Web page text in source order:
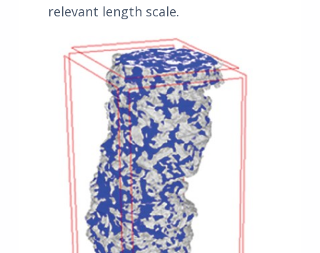
relevant length scale.